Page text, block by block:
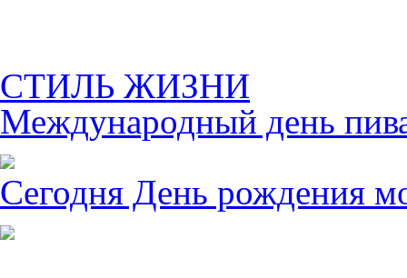
СТИЛЬ ЖИЗНИ
Международный день
Сегодня День рождения